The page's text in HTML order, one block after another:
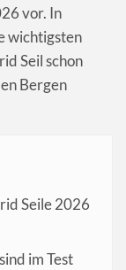
vor. In
wichtigsten
Seil schon
Bergen
Seile 2026
im Test